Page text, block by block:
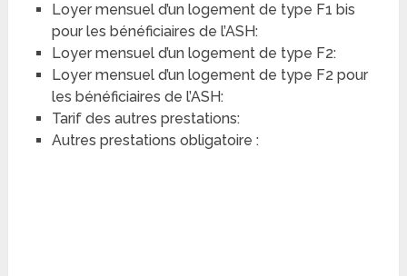
Loyer mensuel d’un logement de type F1 bis
pour les bénéficiaires de l’ASH:
Loyer mensuel d’un logement de type F2:
Loyer mensuel d’un logement de type F2 pour
les bénéficiaires de l’ASH:
Tarif des autres prestations:
Autres prestations obligatoire :